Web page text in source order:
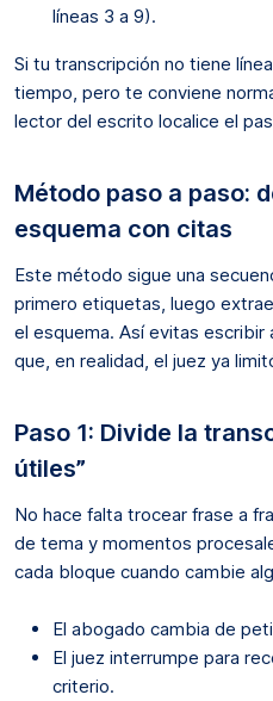
líneas 3 a 9).
Si tu transcripción no tiene
tiempo, pero te conviene
lector del escrito localice el
Método paso a paso:
esquema con citas
Este método sigue una
primero etiquetas, luego
el esquema. Así evitas
que, en realidad, el juez ya
Paso 1: Divide la
útiles”
No hace falta trocear frase a
de tema y momentos
cada bloque cuando cambie
El abogado cambia de
El juez interrumpe para
criterio.